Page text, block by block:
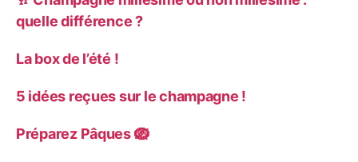
quelle différence ?
La box de l’été !
5 idées reçues sur le champagne !
Préparez Pâques 🪺